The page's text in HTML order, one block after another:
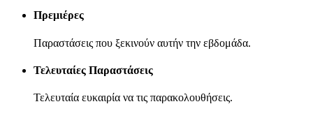
Πρεμιέρες
Παραστάσεις που ξεκινούν αυτήν την εβδομάδα.
Τελευταίες Παραστάσεις
Τελευταία ευκαιρία να τις παρακολουθήσεις.